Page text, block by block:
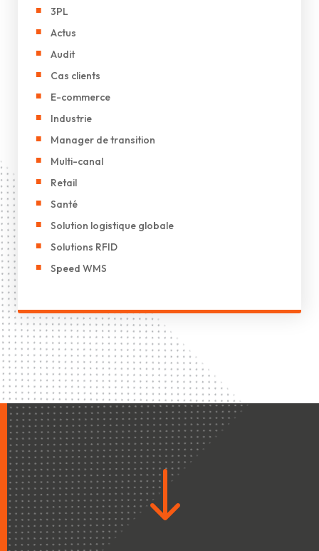
3PL
Actus
Audit
Cas clients
E-commerce
Industrie
Manager de transition
Multi-canal
Retail
Santé
Solution logistique globale
Solutions RFID
Speed WMS
"